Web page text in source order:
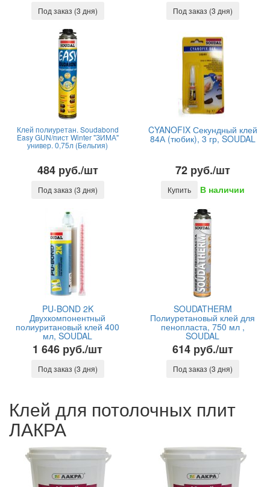
Под заказ (3 дня) Под заказ (3 дня)
Клей полиуретан. Soudabond
Easy GUN/пист Winter "ЗИМА"
универ. 0,75л (Бельгия)
484 руб./шт
Под заказ (3 дня)
CYANOFIX Секундный клей
84А (тюбик), 3 гр, SOUDAL
72 руб./шт
Купить В наличии
PU-BOND 2K
Двухкомпонентный
полиуритановый клей 400
мл, SOUDAL
1 646 руб./шт
Под заказ (3 дня)
SOUDATHERM
Полиуретановый клей для
пенопласта, 750 мл ,
SOUDAL
614 руб./шт
Под заказ (3 дня)
Клей для потолочных плит
ЛАКРА